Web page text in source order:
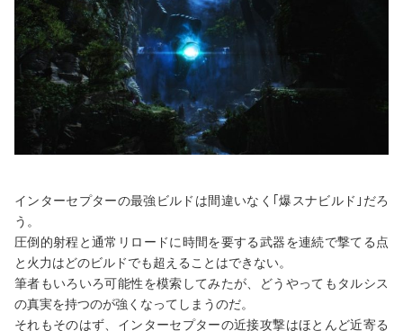
インターセプターの最強ビルドは間違いなく｢爆スナビルド｣だろ
う。
圧倒的射程と通常リロードに時間を要する武器を連続で撃てる点
と火力はどのビルドでも超えることはできない。
筆者もいろいろ可能性を模索してみたが、どうやってもタルシス
の真実を持つのが強くなってしまうのだ。
それもそのはず、インターセプターの近接攻撃はほとんど近寄る